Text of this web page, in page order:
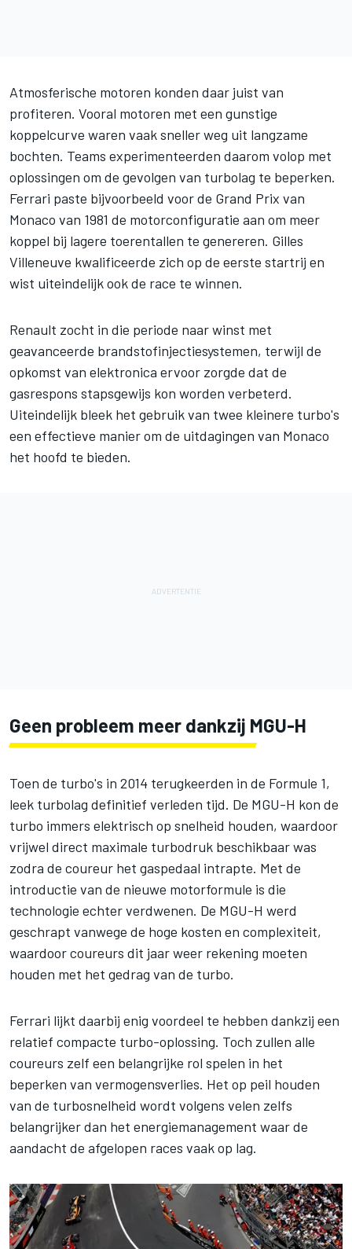
Atmosferische motoren konden daar juist van
profiteren. Vooral motoren met een gunstige
koppelcurve waren vaak sneller weg uit langzame
bochten. Teams experimenteerden daarom volop met
oplossingen om de gevolgen van turbolag te beperken.
Ferrari paste bijvoorbeeld voor de Grand Prix van
Monaco van 1981 de motorconfiguratie aan om meer
koppel bij lagere toerentallen te genereren. Gilles
Villeneuve kwalificeerde zich op de eerste startrij en
wist uiteindelijk ook de race te winnen.
Renault zocht in die periode naar winst met
geavanceerde brandstofinjectiesystemen, terwijl de
opkomst van elektronica ervoor zorgde dat de
gasrespons stapsgewijs kon worden verbeterd.
Uiteindelijk bleek het gebruik van twee kleinere turbo's
een effectieve manier om de uitdagingen van Monaco
het hoofd te bieden.
Geen probleem meer dankzij MGU-H
Toen de turbo's in 2014 terugkeerden in de Formule 1,
leek turbolag definitief verleden tijd. De MGU-H kon de
turbo immers elektrisch op snelheid houden, waardoor
vrijwel direct maximale turbodruk beschikbaar was
zodra de coureur het gaspedaal intrapte. Met de
introductie van de nieuwe motorformule is die
technologie echter verdwenen. De MGU-H werd
geschrapt vanwege de hoge kosten en complexiteit,
waardoor coureurs dit jaar weer rekening moeten
houden met het gedrag van de turbo.
Ferrari lijkt daarbij enig voordeel te hebben dankzij een
relatief compacte turbo-oplossing. Toch zullen alle
coureurs zelf een belangrijke rol spelen in het
beperken van vermogensverlies. Het op peil houden
van de turbosnelheid wordt volgens velen zelfs
belangrijker dan het energiemanagement waar de
aandacht de afgelopen races vaak op lag.